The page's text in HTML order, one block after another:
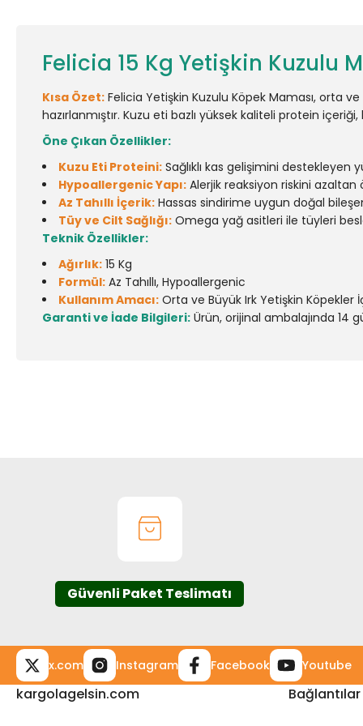
Felicia 15 Kg Yetişkin Kuzulu
Kısa Özet: Felicia Yetişkin Kuzulu Köpek Maması, orta
hazırlanmıştır. Kuzu eti bazlı yüksek kaliteli protein
Öne Çıkan Özellikler:
Kuzu Eti Proteini: Sağlıklı kas gelişimini destekleyen
Hypoallergenic Yapı: Alerjik reaksiyon riskini azaltan
Az Tahıllı İçerik: Hassas sindirime uygun doğal
Tüy ve Cilt Sağlığı: Omega yağ asitleri ile tüyleri
Teknik Özellikler:
Ağırlık: 15 Kg
Formül: Az Tahıllı, Hypoallergenic
Kullanım Amacı: Orta ve Büyük Irk Yetişkin Köpekler
Garanti ve İade Bilgileri: Ürün, orijinal ambalajında 14
Ürün fiyatı diğer sitelerden daha pahalı.
Güvenli Paket Teslimatı
x.com Instagram Facebook Youtube
kargolagelsin.com Bağlantılar